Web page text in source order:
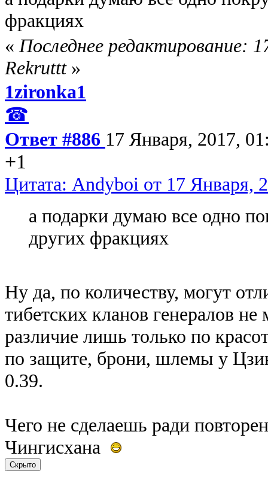
фракциях
« Последнее редактирование:
Rekruttt»
1zironka1
☎
Ответ #886 17 Января, 2017,
+1
Цитата: Andyboi от 17 Января,
а подарки думаю все одно
других фракциях
Ну да, по количеству, могут
тибетских кланов генералов
различие лишь только по
по защите, брони, шлемы у
0.39.
Чего не сделаешь ради
Чингисхана